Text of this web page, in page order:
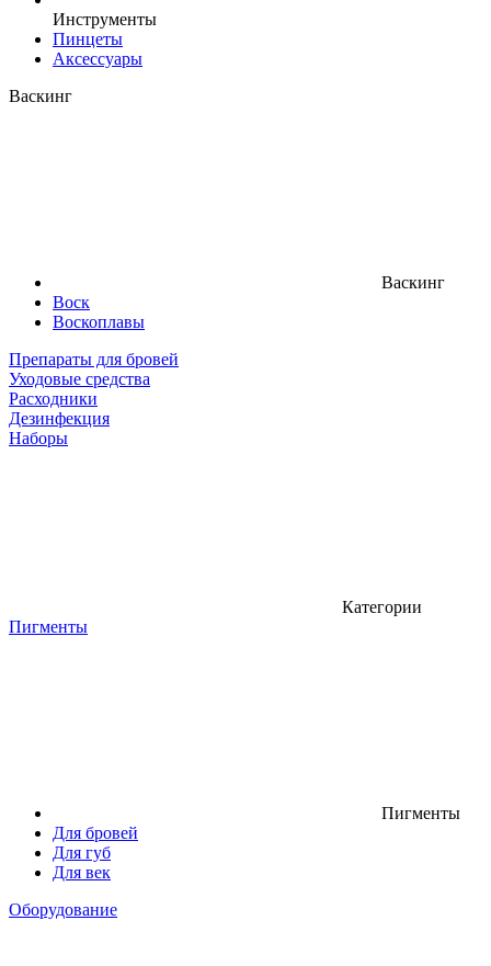
Инструменты
Пинцеты
Аксессуары
Васкинг
Васкинг
Воск
Воскоплавы
Препараты для бровей
Уходовые средства
Расходники
Дезинфекция
Наборы
Категории
Пигменты
Пигменты
Для бровей
Для губ
Для век
Оборудование